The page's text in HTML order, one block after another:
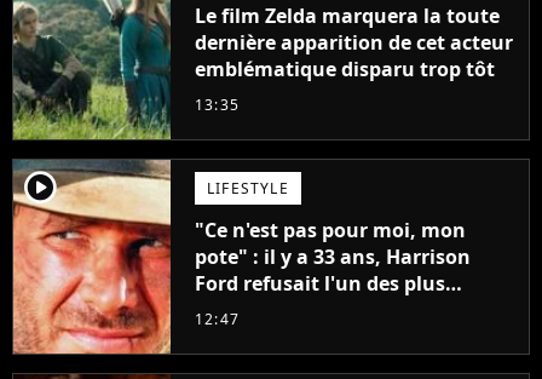
Le film Zelda marquera la toute
dernière apparition de cet acteur
emblématique disparu trop tôt
13:35
player2 LIFESTYLE
"Ce n'est pas pour moi, mon
pote" : il y a 33 ans, Harrison
Ford refusait l'un des plus
grands succès de tous les temps
12:47